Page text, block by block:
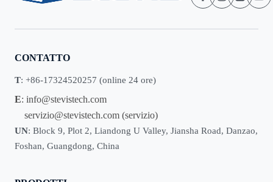
CONTATTO
T: +86-17324520257 (online 24 ore)
E: info@stevistech.com
servizio@stevistech.com (servizio)
UN: Block 9, Plot 2, Liandong U Valley, Jiansha Road, Danzao,
Foshan, Guangdong, China